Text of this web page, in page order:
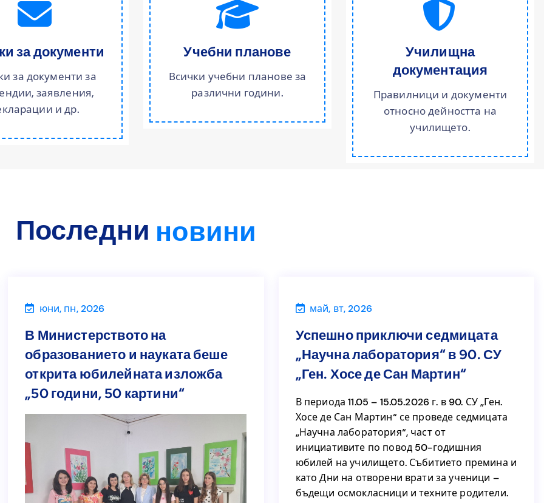
за документи
за документи за
заявления,
и др.
Учебни планове
Всички учебни планове за
различни години.
Училищна
документация
Правилници и документи
относно дейността на
училището.
Последни новини
юни, пн, 2026
В Министерството на
образованието и науката беше
открита юбилейната изложба
„50 години, 50 картини“
В Министерството на
образованието и науката беше
открита юбилейната изложба
„50 години, 50 картини“
май, вт, 2026
Успешно приключи седмицата
„Научна лаборатория“ в 90. СУ
„Ген. Хосе де Сан Мартин“
В периода 11.05 – 15.05.2026 г. в 90. СУ „Ген.
Хосе де Сан Мартин“ се проведе седмицата
„Научна лаборатория“, част от
инициативите по повод 50-годишния
юбилей на училището. Събитието премина и
като Дни на отворени врати за ученици –
бъдещи осмокласници и техните родители.
Успешно приключи седмицата
„Научна лаборатория“ в 90. СУ
В периода 11.05 – 15.05.2026 г. в 90. СУ „Ген.
Хосе де Сан Мартин“ се проведе седмицата
„Научна лаборатория“, част от
инициативите по повод 50-годишния
юбилей на училището. Събитието премина и
като Дни на отворени врати за ученици –